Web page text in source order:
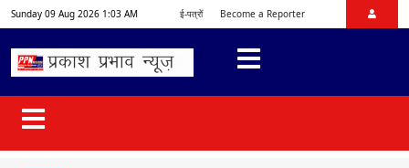
Sunday 09 Aug 2026 1:03 AM ई-पत्रों Become a Reporter